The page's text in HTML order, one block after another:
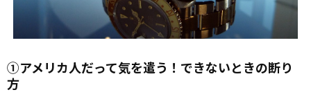
①アメリカ人だって気を遣う！できないときの断り
方